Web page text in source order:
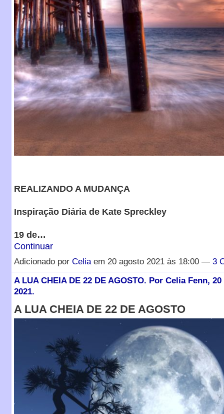
REALIZANDO A MUDANÇA
Inspiração Diária de Kate Spreckley
19 de…
Continuar
Adicionado por Celiaem 20 agosto 2021 às 18:00 — 3
A LUA CHEIA DE 22 DE AGOSTO. Por Celia Fenn,
2021.
A LUA CHEIA DE 22 DE AGOSTO